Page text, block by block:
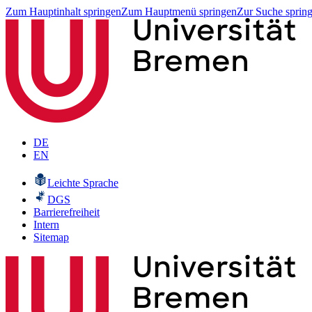
Zum Hauptinhalt springenZum Hauptmenü springenZur Suche
DE
EN
Leichte Sprache
DGS
Barrierefreiheit
Intern
Sitemap